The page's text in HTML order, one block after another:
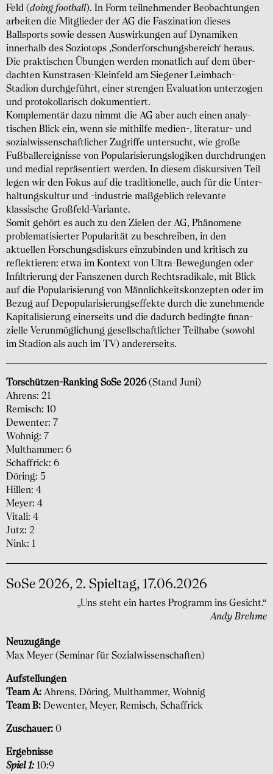
Feld (doing football). In Form teilneh­mender Beobach­tungen
arbeiten die Mitglieder der AG die Faszi­nation dieses
Ballsports sowie dessen Auswir­kungen auf Dyna­miken
innerhalb des Soziotops ‚Sonder­forschungs­bereich‘ heraus.
Die prakti­schen Übungen werden monatlich auf dem über­
dachten Kunstrasen-Kleinfeld am Siegener Leimbach-
Stadion durch­geführt, einer strengen Evaluation unter­zogen
und proto­kollarisch doku­mentiert.
Komplementär dazu nimmt die AG aber auch einen analy­
tischen Blick ein, wenn sie mithilfe medien-, literatur- und
sozial­wissen­schaft­licher Zugriffe unter­sucht, wie große
Fußball­ereignisse von Populari­sierungs­logiken durch­drungen
und medial reprä­sentiert werden. In diesem diskur­siven Teil
legen wir den Fokus auf die traditionelle, auch für die Unter­
haltungs­kultur und -industrie maßgeblich relevante
klassische Großfeld-Variante.
Somit gehört es auch zu den Zielen der AG, Phäno­mene
problema­tisierter Popu­larität zu beschreiben, in den
aktuellen Forschungs­diskurs einzu­binden und kritisch zu
reflek­tieren: etwa im Kontext von Ultra-Bewegungen oder
Infiltrierung der Fanszenen durch Rechts­radikale, mit Blick
auf die Populari­sierung von Männlich­keits­konzepten oder im
Bezug auf Depopulari­sierungs­effekte durch die zuneh­mende
Kapitali­sierung einerseits und die dadurch bedingte finan­
zielle Verunmög­lichung gesell­schaft­licher Teilhabe (sowohl
im Stadion als auch im TV) andererseits.
Torschützen-Ranking SoSe 2026(Stand Juni)
Ahrens: 21
Remisch: 10
Dewenter: 7
Wohnig: 7
Multhammer: 6
Schaffrick: 6
Döring: 5
Hillen: 4
Meyer: 4
Vitali: 4
Jutz: 2
Nink: 1
SoSe 2026, 2. Spieltag, 17.06.2026
„Uns steht ein hartes Programm ins Gesicht.“
Andy Brehme
Neuzugänge
Max Meyer (Seminar für Sozialwissen­schaften)
Aufstellungen
Team A: Ahrens, Döring, Multhammer, Wohnig
Team B: Dewenter, Meyer, Remisch, Schaffrick
Zuschauer: 0
Ergebnisse
Spiel 1: 10:9